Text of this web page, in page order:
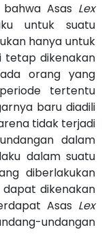
Asas Lex
untuk suatu
hanya untuk
tetap dikenakan
orang yang
tertentu
baru diadili
tidak terjadi
dalam
dalam suatu
diberlakukan
dikenakan
Asas Lex
undangan